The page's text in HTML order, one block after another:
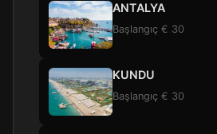
ANTALYA
Başlangıç € 30
KUNDU
Başlangıç € 30